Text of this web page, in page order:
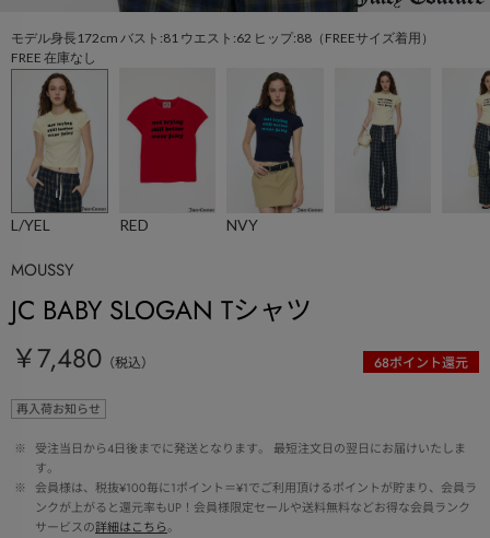
モデル身長172cm バスト:81 ウエスト:62 ヒップ:88（FREEサイズ着用）
FREE 在庫なし
L/YEL RED NVY
MOUSSY
JC BABY SLOGAN Tシャツ
￥7,480 （税込） 68ポイント還元
再入荷お知らせ
※
受注当日から4日後までに発送となります。 最短注文日の翌日にお届けいたしま
す。
※
会員様は、税抜¥100毎に1ポイント＝¥1でご利用頂けるポイントが貯まり、会員ラ
ンクが上がると還元率もUP！会員様限定セールや送料無料などお得な会員ランク
サービスの詳細はこちら。